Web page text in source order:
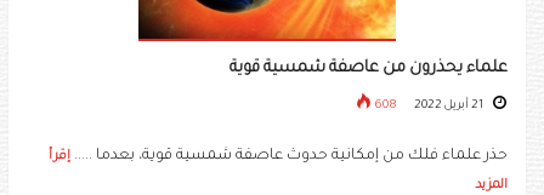
علماء يحذرون من عاصفة شمسية قوية
608
حذر علماء فلك من إمكانية حدوث عاصفة شمسية قوية، بعدما ..... إقرأ
المزيد